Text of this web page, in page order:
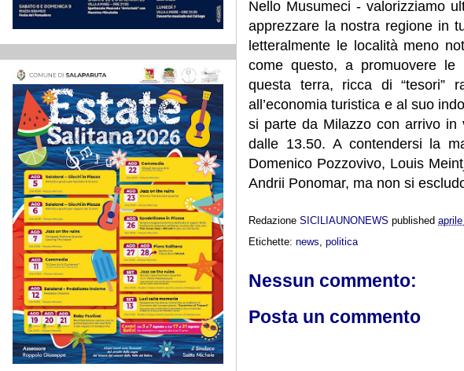
Nello Musumeci - valorizziamo
apprezzare la nostra regione in
letteralmente le località meno
come questo, a promuovere le
questa terra, ricca di “tesori”
all’economia turistica e al suo
si parte da Milazzo con arrivo
dalle 13.50. A contendersi la
Domenico Pozzovivo, Louis
Andrii Ponomar, ma non si
Redazione SICILIAUNONEWS published
Etichette: news politica
Nessun commento:
Posta un commento